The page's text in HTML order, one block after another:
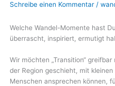
Schreibe einen Kommentar /
Welche Wandel-Momente hast
überrascht, inspiriert, ermutigt
Wir möchten „Transition“
der Region geschieht, mit
Menschen ansprechen können,